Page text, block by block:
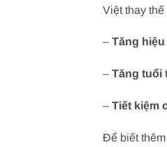
Việt thay
– Tăng
– Tăng tuổi
– Tiết kiệm
Để biết